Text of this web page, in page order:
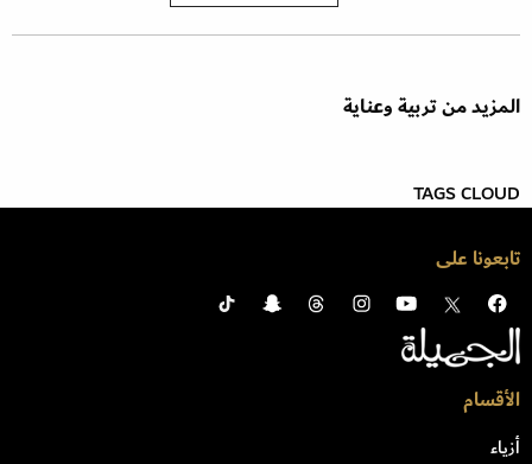
المزيد من تربية وعناية
TAGS CLOUD
تابعونا على
الأقسام
أزياء